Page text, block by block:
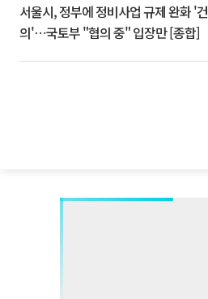
서울시, 정부에 정비사업 규제 완화 '건
의'⋯국토부 "협의 중" 입장만 [종합]